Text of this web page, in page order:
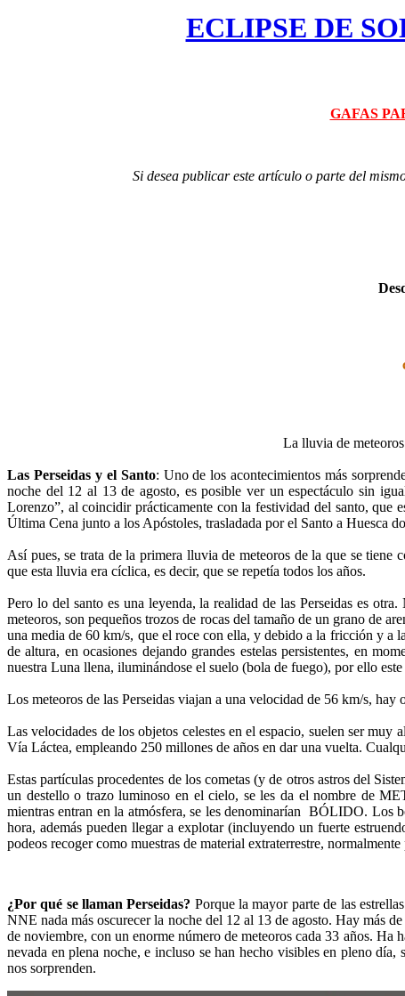
ECLIPSE DE
GAFAS
Si desea publicar este artículo o parte del
La lluvia de
Las Perseidas y el Santo: Uno de los acontecimientos más
noche del 12 al 13 de agosto, es posible ver un espectáculo sin
Lorenzo”, al coincidir prácticamente con la festividad del santo, que
Última Cena junto a los Apóstoles, trasladada por el Santo a Huesca
Así pues, se trata de la primera lluvia de meteoros de la que se tiene
que esta lluvia era cíclica, es decir, que se repetía todos los años.
Pero lo del santo es una leyenda, la realidad de las Perseidas es
meteoros, son pequeños trozos de rocas del tamaño de un grano de
una media de 60 km/s, que el roce con ella, y debido a la fricción y a
de altura, en ocasiones dejando grandes estelas persistentes, en
nuestra Luna llena, iluminándose el suelo (bola de fuego), por ello
Los meteoros de las Perseidas viajan a una velocidad de 56 km/s,
Las velocidades de los objetos celestes en el espacio, suelen ser
Vía Láctea, empleando 250 millones de años en dar una vuelta.
Estas partículas procedentes de los cometas (y de otros astros del
un destello o trazo luminoso en el cielo, se les da el nombre de
mientras entran en la atmósfera, se les denominarían BÓLIDO. Los
hora, además pueden llegar a explotar (incluyendo un fuerte
podeos recoger como muestras de material extraterrestre,
¿Por qué se llaman Perseidas? Porque la mayor parte de las
NNE nada más oscurecer la noche del 12 al 13 de agosto. Hay más
de noviembre, con un enorme número de meteoros cada 33 años. Ha
nevada en plena noche, e incluso se han hecho visibles en pleno
nos sorprenden.